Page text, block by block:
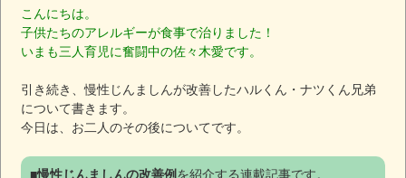
こんにちは。
子供たちのアレルギーが食事で治りました！
いまも三人育児に奮闘中の佐々木愛です。
引き続き、慢性じんましんが改善したハルくん・ナツくん兄弟
について書きます。
今日は、お二人のその後についてです。
■慢性じんましんの改善例を紹介する連載記事です。